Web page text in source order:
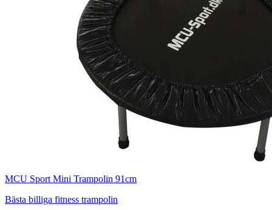
MCU Sport Mini Trampolin 91cm
Bästa billiga fitness trampolin